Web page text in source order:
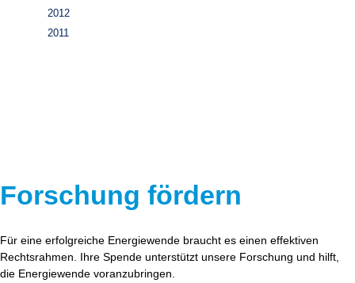
2012
2011
Forschung fördern
Für eine erfolgreiche Energiewende braucht es einen effektiven
Rechtsrahmen. Ihre Spende unterstützt unsere Forschung und hilft,
die Energiewende voranzubringen.